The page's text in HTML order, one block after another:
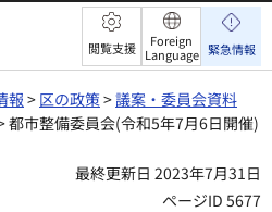
閲覧支援
Foreign
Language 緊急情報
報 > 区の政策>議案・委員会資料
都市整備委員会(令和5年7月6日開催)
最終更新日 2023年7月31日
ページID 5677